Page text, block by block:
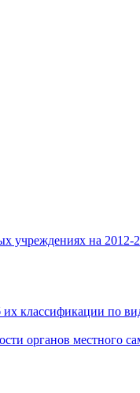
учреждениях на 2012-
классификации по
органов местного